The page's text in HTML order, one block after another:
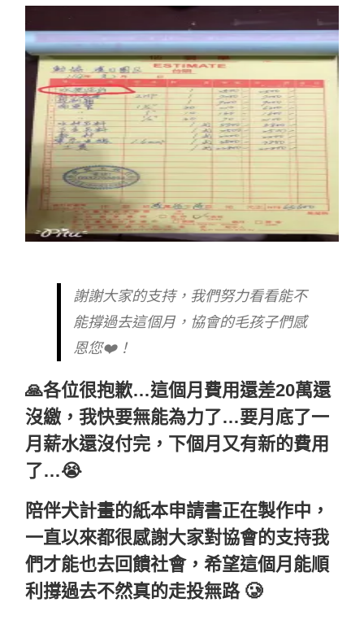
謝謝大家的支持，我們努力看看能不
能撐過去這個月，協會的毛孩子們感
恩您❤️！
🙏各位很抱歉…這個月費用還差20萬還
沒繳，我快要無能為力了…要月底了一
月薪水還沒付完，下個月又有新的費用
了…😭
陪伴犬計畫的紙本申請書正在製作中，
一直以來都很感謝大家對協會的支持我
們才能也去回饋社會，希望這個月能順
利撐過去不然真的走投無路 🥲